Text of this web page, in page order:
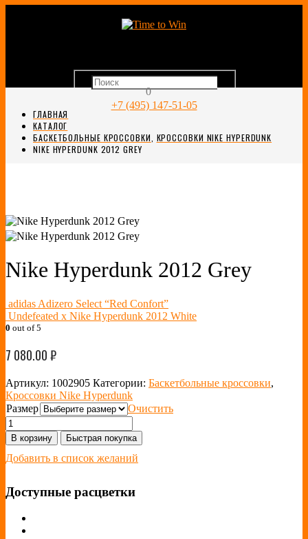
0
+7 (495) 147-51-05
ГЛАВНАЯ
КАТАЛОГ
БАСКЕТБОЛЬНЫЕ КРОССОВКИ КРОССОВКИ NIKE HYPERDUNK
NIKE HYPERDUNK 2012 GREY
Nike Hyperdunk 2012 Grey
adidas Adizero Select “Red Confort”
Undefeated x Nike Hyperdunk 2012 White
0 out of 5
7 080.00₽
Артикул: 1002905 Категории: Баскетбольные кроссовки,
Кроссовки Nike Hyperdunk
Размер
Очистить
В корзину Быстрая покупка
Добавить в список желаний
Доступные расцветки